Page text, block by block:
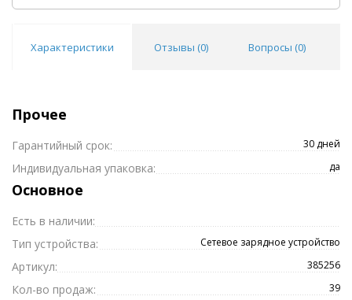
Характеристики Отзывы (0) Вопросы (0)
Прочее
Гарантийный срок: 30 дней
Индивидуальная упаковка: да
Основное
Есть в наличии:
Тип устройства:
Сетевое зарядное устройство
Артикул: 385256
Кол-во продаж: 39